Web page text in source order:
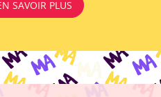
SAVOIR PLUS